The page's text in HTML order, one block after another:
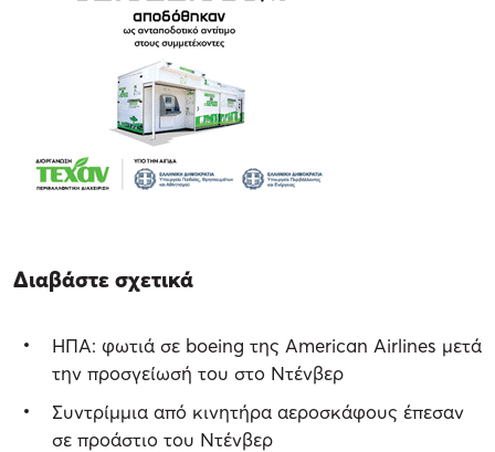
Διαβάστε σχετικά
ΗΠΑ: φωτιά σε boeing της American Airlines μετά
την προσγείωσή του στο Ντένβερ
Συντρίμμια από κινητήρα αεροσκάφους έπεσαν
σε προάστιο του Ντένβερ